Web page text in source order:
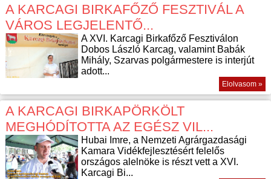
A KARCAGI BIRKAFŐZŐ FESZTIVÁL A
VÁROS LEGJELENTŐ...
A XVI. Karcagi Birkafőző Fesztiválon
Dobos László Karcag, valamint Babák
Mihály, Szarvas polgármestere is interjút
adott...
Elolvasom »
A KARCAGI BIRKAPÖRKÖLT
MEGHÓDÍTOTTA AZ EGÉSZ VIL...
Hubai Imre, a Nemzeti Agrárgazdasági
Kamara Vidékfejlesztésért felelős
országos alelnöke is részt vett a XVI.
Karcagi Bi...